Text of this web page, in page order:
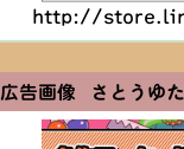
http://
広告画像 さとうゆ